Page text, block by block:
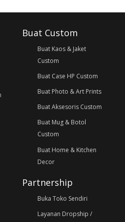
Buat Custom
Buat Kaos & Jaket
Custom
Buat Case HP Custom
Buat Photo & Art Prints
Buat Aksesoris Custom
Buat Mug & Botol
Custom
Buat Home & Kitchen
Decor
Partnership
Buka Toko Sendiri
Layanan Dropship /